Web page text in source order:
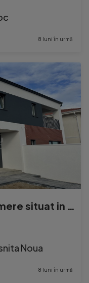
8 luni în urmă
Duplex premium cu 4 camere situat in Mosnita Noua, TVA in...
Noua
8 luni în urmă